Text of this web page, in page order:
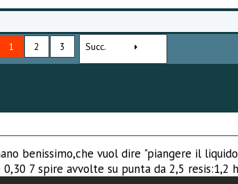
1 2 3 Succ.
benissimo,che vuol dire "piangere il
7 spire avvolte su punta da 2,5 resis:1,2